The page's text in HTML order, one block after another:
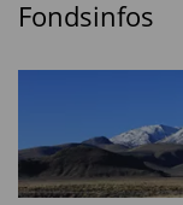
Fondsinfos